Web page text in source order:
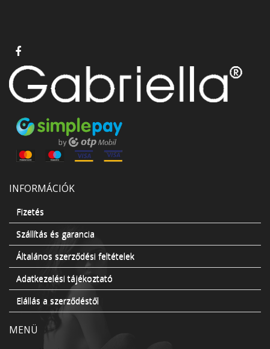
INFORMÁCIÓK
Fizetés
Szállítás és garancia
Általános szerződési feltételek
Adatkezelési tájékoztató
Elállás a szerződéstől
MENÜ